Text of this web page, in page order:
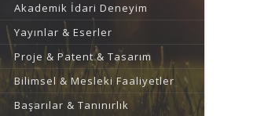
Akademik İdari Deneyim
Yayınlar & Eserler
Proje & Patent & Tasarım
Bilimsel & Mesleki Faaliyetler
Başarılar & Tanınırlık